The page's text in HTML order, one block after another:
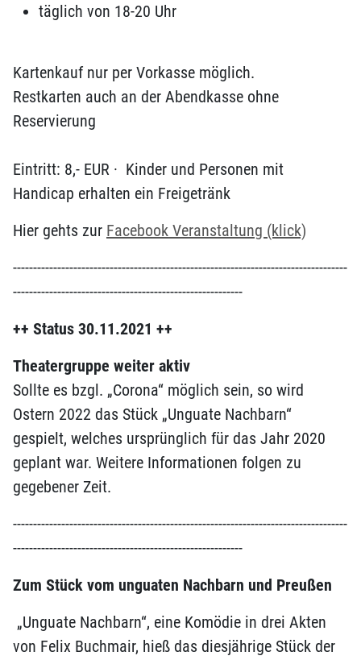
täglich von 18-20 Uhr
Kartenkauf nur per Vorkasse möglich.
Restkarten auch an der Abendkasse ohne
Reservierung
Eintritt: 8,- EUR · Kinder und Personen mit
Handicap erhalten ein Freigetränk
Hier gehts zur Facebook Veranstaltung (klick)
-----------------------------------------------------------------------------------
---------------------------------------------------------
++ Status 30.11.2021 ++
Theatergruppe weiter aktiv
Sollte es bzgl. „Corona“ möglich sein, so wird
Ostern 2022 das Stück „Unguate Nachbarn“
gespielt, welches ursprünglich für das Jahr 2020
geplant war. Weitere Informationen folgen zu
gegebener Zeit.
-----------------------------------------------------------------------------------
---------------------------------------------------------
Zum Stück vom unguaten Nachbarn und Preußen
„Unguate Nachbarn“, eine Komödie in drei Akten
von Felix Buchmair, hieß das diesjährige Stück der